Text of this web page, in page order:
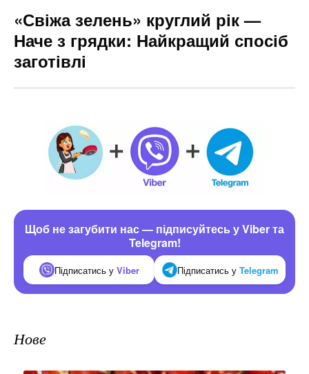
«Свіжа зелень» круглий рік —
Наче з грядки: Найкращий спосіб
заготівлі
Щоб не загубити нас — підписуйтесь у Viber та
Telegram!
Підписатись у Viber Підписатись у Telegram
Нове